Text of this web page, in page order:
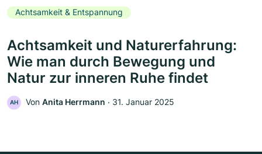
Achtsamkeit & Entspannung
Achtsamkeit und Naturerfahrung:
Wie man durch Bewegung und
Natur zur inneren Ruhe findet
AH Von Anita Herrmann ‧ 31. Januar 2025